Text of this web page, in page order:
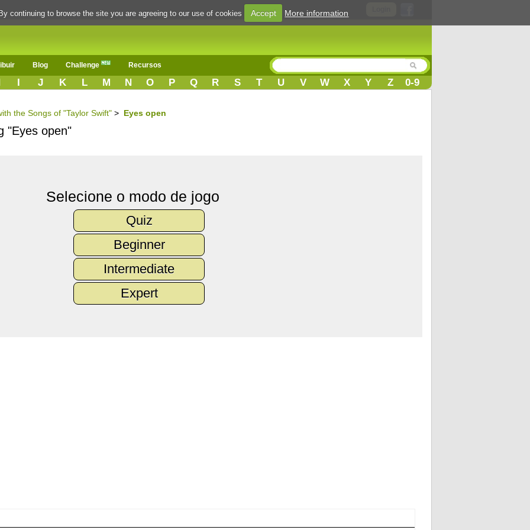
Blog Challenge Recursos
I J K L M N O P Q R S T U V W X Y Z 0-9
the Songs of "Taylor Swift" > Eyes open
"Eyes open"
Selecione o modo de jogo
Quiz
Beginner
Intermediate
Expert
continuing to browse the site you are agreeing to our use of cookies Accept More information